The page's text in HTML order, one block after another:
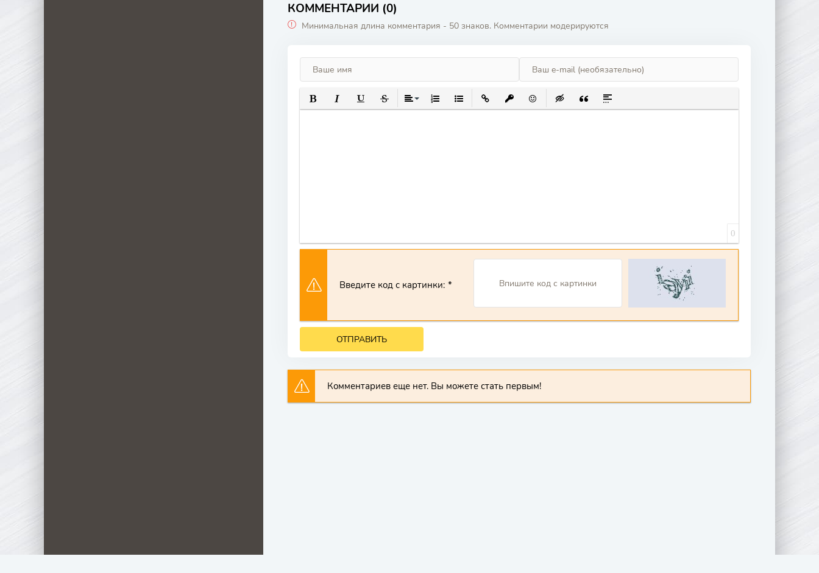
КОММЕНТАРИИ (0)
Минимальная длина комментария - 50 знаков. Комментарии модерируются
ПОЛУЖИРНЫЙ
КУРСИВПОДЧЕРКНУТЫЙ
ЗАЧЕРКНУТЫЙ
ВЫРАВНИВАНИЕ
НУМЕРОВАННЫЙ СПИСОК
МАРКИРОВАННЫЙ СПИСОК
ВСТАВИТЬ ССЫЛКУ
ВСТАВИТЬ ЗАЩИЩЕННУЮ ССЫЛКУ
ВСТАВИТЬ СМАЙЛИК
ВСТАВКА СКРЫТОГО ТЕКСТА
ВСТАВКА ЦИТАТЫ
ВСТАВКА СПОЙЛЕРА
0
Введите код с картинки:
ОТПРАВИТЬ
Комментариев еще нет. Вы можете стать первым!